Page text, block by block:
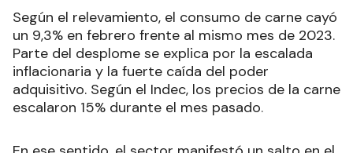
Según el relevamiento, el consumo de carne cayó
un 9,3% en febrero frente al mismo mes de 2023.
Parte del desplome se explica por la escalada
inflacionaria y la fuerte caída del poder
adquisitivo. Según el Indec, los precios de la carne
escalaron 15% durante el mes pasado.